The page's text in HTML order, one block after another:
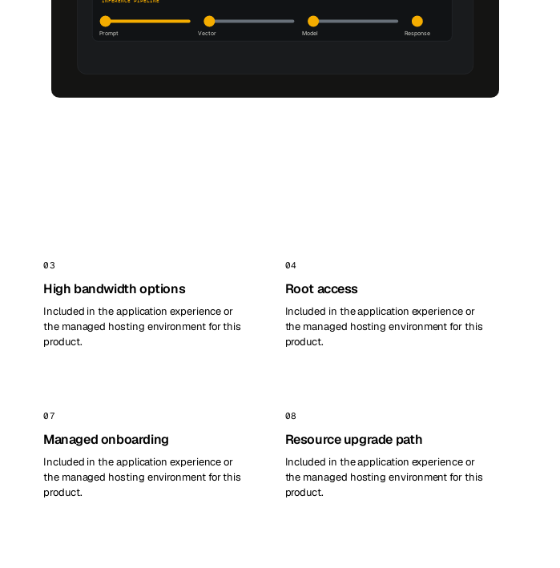
03
High bandwidth options
Included in the application experience or
the managed hosting environment for this
product.
04
Root access
Included in the application experience or
the managed hosting environment for this
product.
07
Managed onboarding
Included in the application experience or
the managed hosting environment for this
product.
08
Resource upgrade path
Included in the application experience or
the managed hosting environment for this
product.